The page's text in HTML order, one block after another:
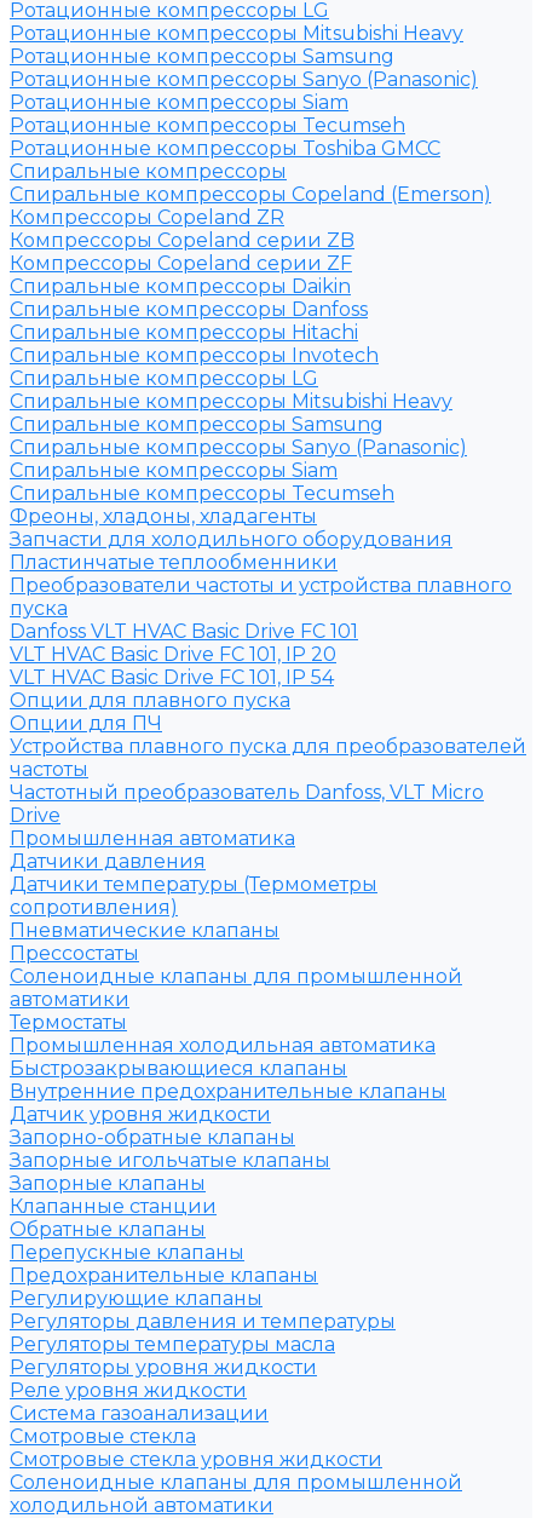
Ротационные компрессоры LG
Ротационные компрессоры Mitsubishi Heavy
Ротационные компрессоры Samsung
Ротационные компрессоры Sanyo (Panasonic)
Ротационные компрессоры Siam
Ротационные компрессоры Tecumseh
Ротационные компрессоры Toshiba GMCC
Спиральные компрессоры
Спиральные компрессоры Copeland (Emerson)
Компрессоры Copeland ZR
Компрессоры Copeland серии ZB
Компрессоры Copeland серии ZF
Спиральные компрессоры Daikin
Спиральные компрессоры Danfoss
Спиральные компрессоры Hitachi
Спиральные компрессоры Invotech
Спиральные компрессоры LG
Спиральные компрессоры Mitsubishi Heavy
Спиральные компрессоры Samsung
Спиральные компрессоры Sanyo (Panasonic)
Спиральные компрессоры Siam
Спиральные компрессоры Tecumseh
Фреоны, хладоны, хладагенты
Запчасти для холодильного оборудования
Пластинчатые теплообменники
Преобразователи частоты и устройства плавного
пуска
Danfoss VLT HVAC Basic Drive FC 101
VLT HVAC Basic Drive FC 101, IP 20
VLT HVAC Basic Drive FC 101, IP 54
Опции для плавного пуска
Опции для ПЧ
Устройства плавного пуска для преобразователей
частоты
Частотный преобразователь Danfoss, VLT Micro
Drive
Промышленная автоматика
Датчики давления
Датчики температуры (Термометры
сопротивления)
Пневматические клапаны
Прессостаты
Соленоидные клапаны для промышленной
автоматики
Термостаты
Промышленная холодильная автоматика
Быстрозакрывающиеся клапаны
Внутренние предохранительные клапаны
Датчик уровня жидкости
Запорно-обратные клапаны
Запорные игольчатые клапаны
Запорные клапаны
Клапанные станции
Обратные клапаны
Перепускные клапаны
Предохранительные клапаны
Регулирующие клапаны
Регуляторы давления и температуры
Регуляторы температуры масла
Регуляторы уровня жидкости
Реле уровня жидкости
Система газоанализации
Смотровые стекла
Смотровые стекла уровня жидкости
Соленоидные клапаны для промышленной
холодильной автоматики